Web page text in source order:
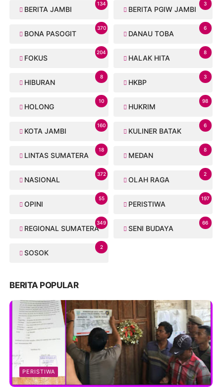
BERITA JAMBI
134
BERITA PGIW JAMBI
3
BONA PASOGIT
370
DANAU TOBA
6
FOKUS
204
HALAK HITA
8
HIBURAN
8
HKBP
3
HOLONG
10
HUKRIM
98
KOTA JAMBI
160
KULINER BATAK
6
LINTAS SUMATERA
18
MEDAN
8
NASIONAL
372
OLAH RAGA
2
OPINI
55
PERISTIWA
197
REGIONAL SUMATERA
349
SENI BUDAYA
66
SOSOK
2
BERITA POPULAR
PERISTIWA